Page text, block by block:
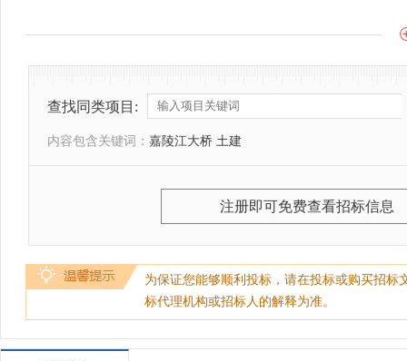
查找同类项目:
内容包含关键词： 嘉陵江大桥 土建
注册即可免费查看招标信息
为保证您能够顺利投标，请在投标或购买招
标代理机构或招标人的解释为准。